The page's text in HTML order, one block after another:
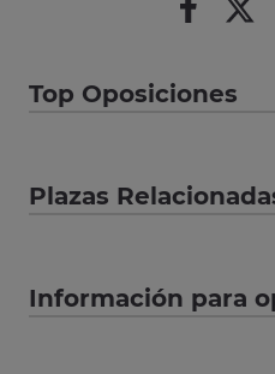
Top Oposiciones
Plazas
Información para